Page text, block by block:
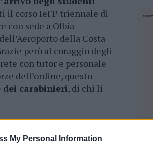
My Personal Information
il corso IeFP triennale di
con sede a Olbia
della Costa
però al coraggio degli
con tutor e personale
dell’ordine, questo
dei carabinieri, di chi li
internazionale si
L’uomo, già noto alle forze